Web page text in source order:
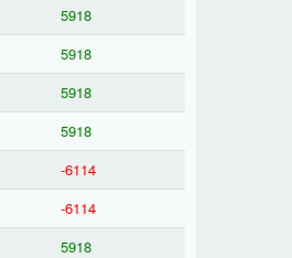
5918
5918
5918
5918
-6114
-6114
5918